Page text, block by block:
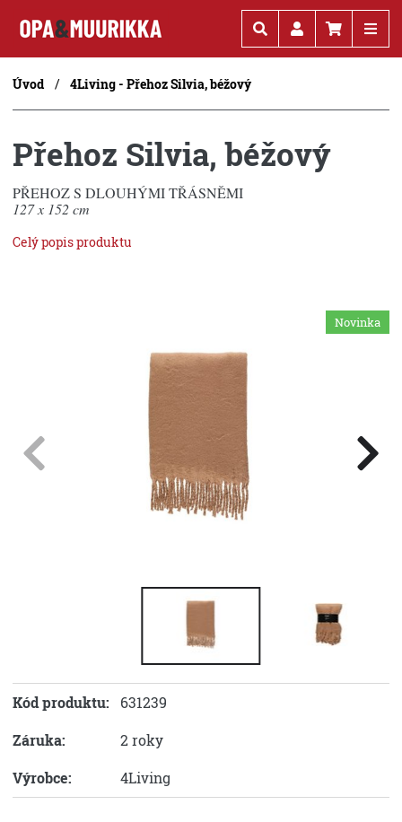
Úvod 4Living - Přehoz Silvia, béžový
Přehoz Silvia, béžový
PŘEHOZ S DLOUHÝMI TŘÁSNĚMI
127 x 152 cm
Celý popis produktu
Novinka
Kód produktu:
631239
Záruka:
2 roky
Výrobce:
4Living